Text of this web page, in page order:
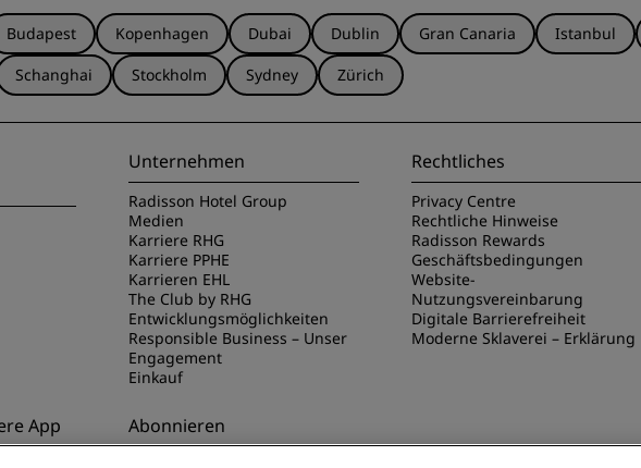
Budapest Kopenhagen Dubai Dublin Gran Canaria Istanbul
Schanghai Stockholm Sydney Zürich
Unternehmen
Radisson Hotel Group
Medien
Karriere RHG
Karriere PPHE
Karrieren EHL
The Club by RHG
Entwicklungsmöglichkeiten
Responsible Business – Unser
Engagement
Einkauf
Rechtliches
Privacy Centre
Rechtliche Hinweise
Radisson Rewards
Geschäftsbedingungen
Website-
Nutzungsvereinbarung
Digitale Barrierefreiheit
Moderne Sklaverei – Erklärung
App Abonnieren